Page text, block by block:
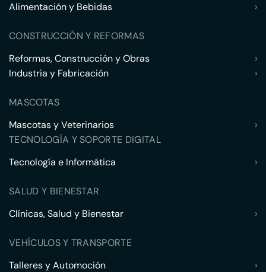
Alimentación y Bebidas
›
CONSTRUCCIÓN Y REFORMAS
Reformas, Construcción y Obras
›
Industria y Fabricación
›
MASCOTAS
Mascotas y Veterinarios
›
TECNOLOGÍA Y SOPORTE DIGITAL
Tecnología e Informática
›
SALUD Y BIENESTAR
Clínicas, Salud y Bienestar
›
VEHÍCULOS Y TRANSPORTE
Talleres y Automoción
›